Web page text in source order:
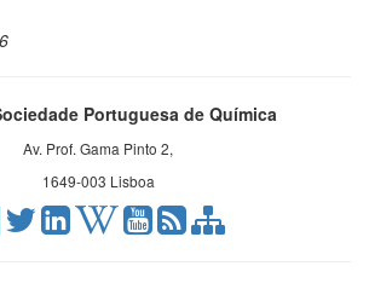
Portuguesa de Química
Av. Prof. Gama Pinto 2,
1649-003 Lisboa